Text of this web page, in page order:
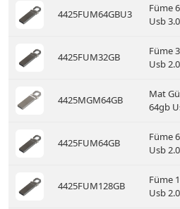
4425FUM64GBU3
Füme
Usb 3.0
4425FUM32GB
Füme
Usb 2.0
4425MGM64GB
Mat
64gb
4425FUM64GB
Füme
Usb 2.0
4425FUM128GB
Füme
Usb 2.0